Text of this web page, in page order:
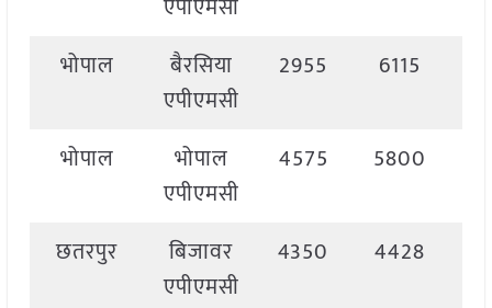
एपीएमसी
भोपाल
बैरसिया
एपीएमसी
2955 6115
भोपाल
भोपाल
एपीएमसी
4575 5800
छतरपुर
बिजावर
एपीएमसी
4350 4428